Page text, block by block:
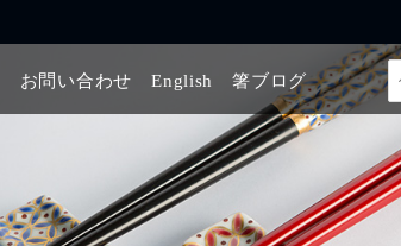
お問い合わせ English 箸ブログ